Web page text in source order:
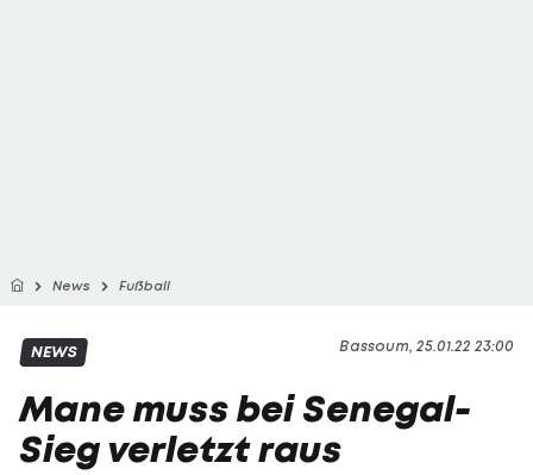
News Fußball
Bassoum, 25.01.22 23:00
NEWS
Mane muss bei Senegal-
Sieg verletzt raus